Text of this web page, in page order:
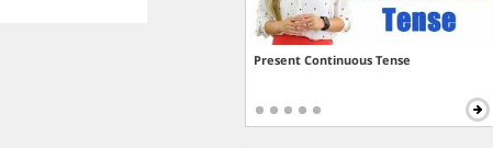
Present Continuous Tense